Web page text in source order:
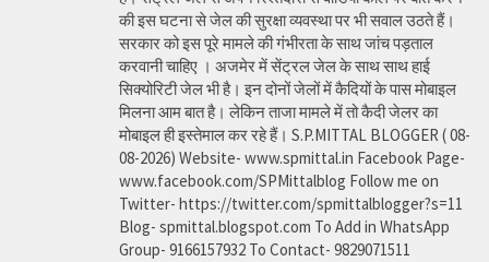
की इस घटना से जेल की सुरक्षा व्यवस्था पर भी सवाल उठते हैं।
सरकार को इस पूरे मामले की गंभीरता के साथ जांच पड़ताल
करवानी चाहिए । अजमेर में सेंट्रल जेल के साथ साथ हाई
सिक्योरिटी जेल भी है। इन दोनों जेलों में कैदियों के पास मोबाइल
मिलना आम बात है। लेकिन ताजा मामले में तो कैदी जेलर का
मोबाइल ही इस्तेमाल कर रहे हैं। S.P.MITTAL BLOGGER ( 08-
08-2026) Website- www.spmittal.in Facebook Page-
www.facebook.com/SPMittalblog Follow me on
Twitter- https://twitter.com/spmittalblogger?s=11
Blog- spmittal.blogspot.com To Add in WhatsApp
Group- 9166157932 To Contact- 9829071511